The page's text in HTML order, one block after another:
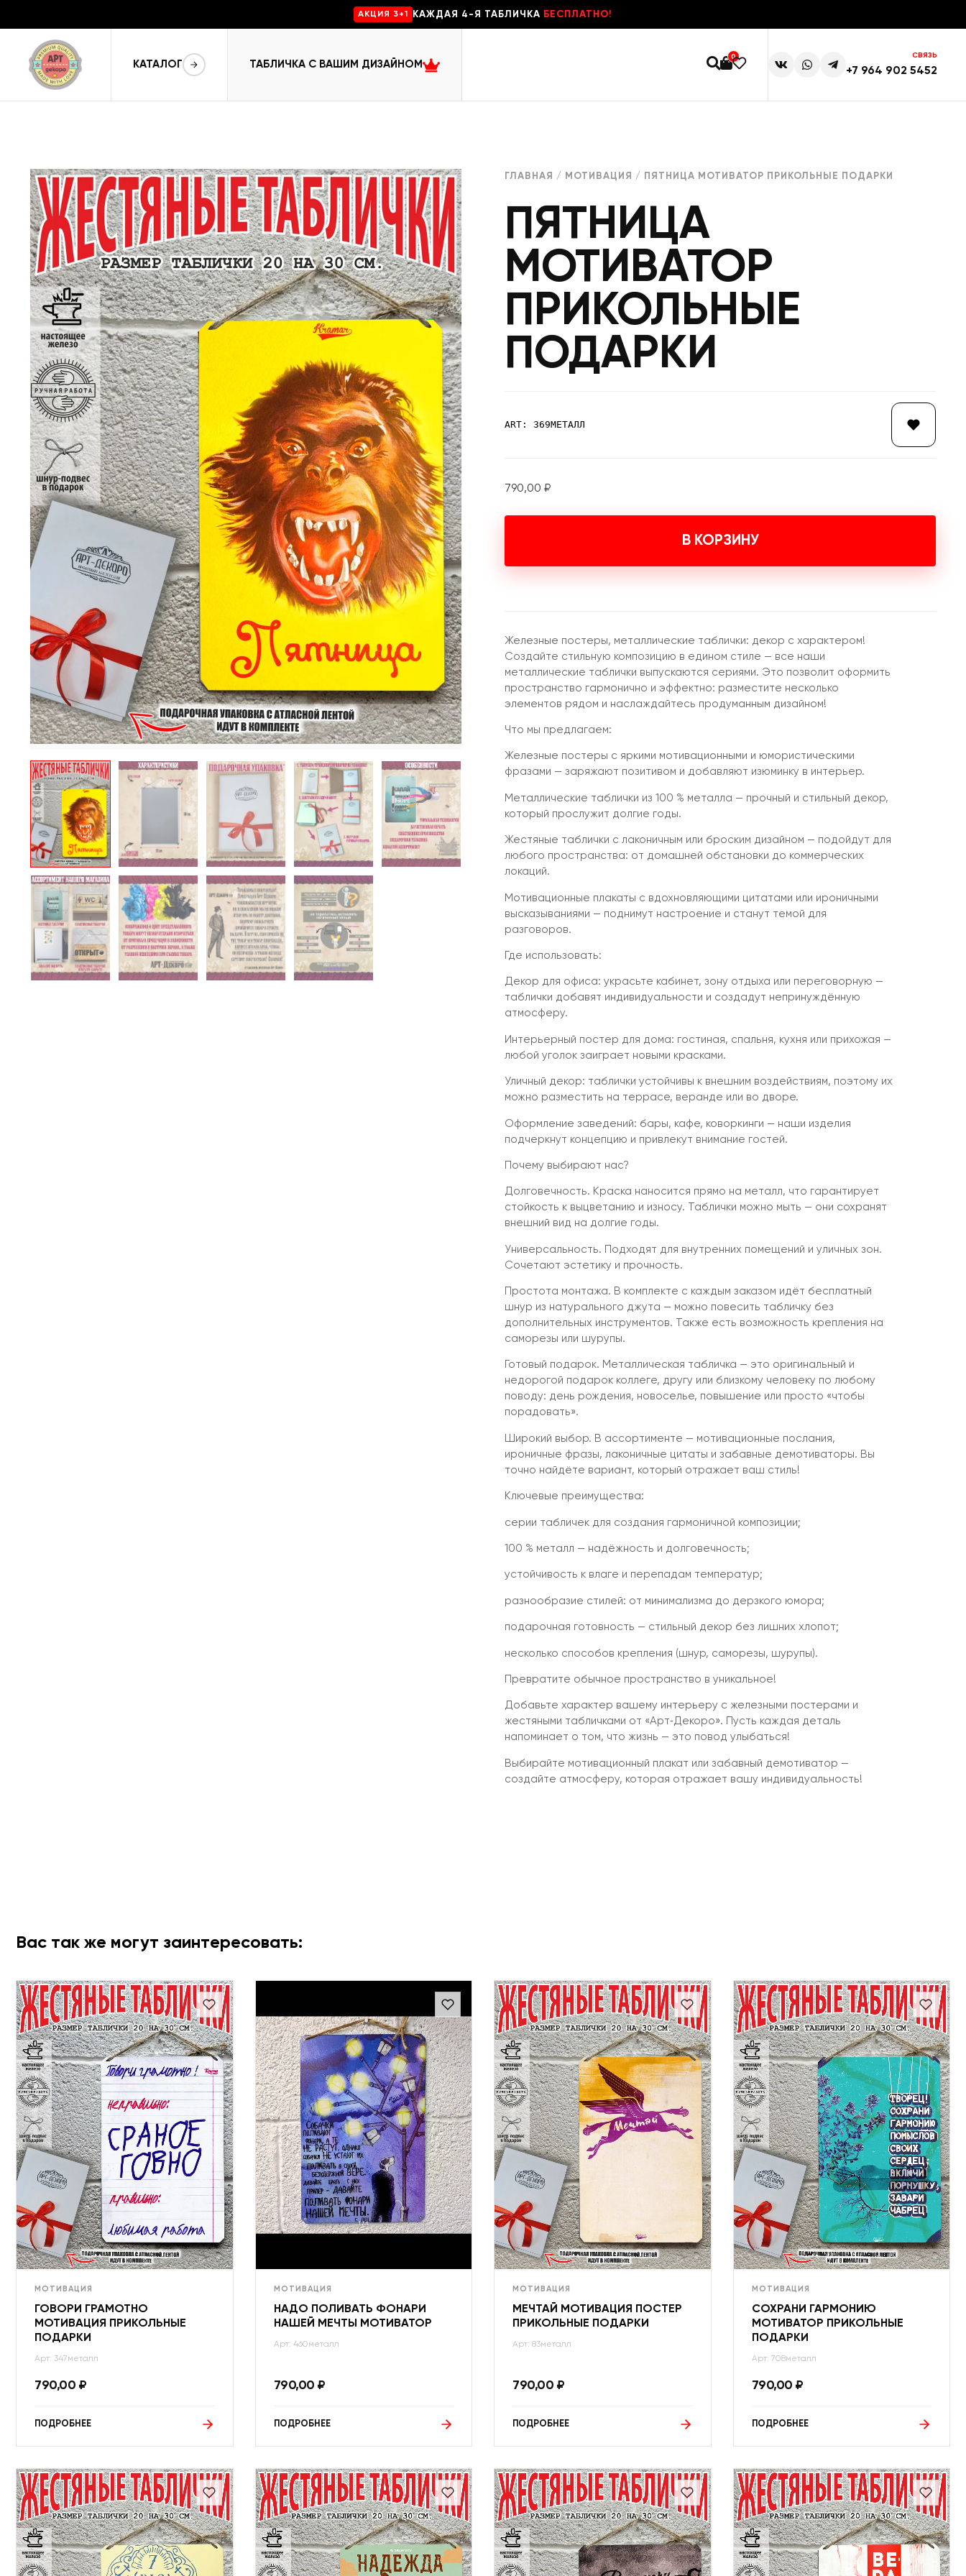
AKЦИЯ 3+1 КАЖДАЯ 4-Я ТАБЛИЧКА БЕСПЛАТНО!
КАТАЛОГ ТАБЛИЧКА С ВАШИМ ДИЗАЙНОМ
0 СВЯЗЬ
+7 964 902 5452
ГЛАВНАЯ / МОТИВАЦИЯ / ПЯТНИЦА МОТИВАТОР ПРИКОЛЬНЫЕ ПОДАРКИ
ПЯТНИЦА
МОТИВАТОР
ПРИКОЛЬНЫЕ
ПОДАРКИ
ART: 369МЕТАЛЛ
790,00 ₽
В КОРЗИНУ
Железные постеры, металлические таблички: декор с характером!
Создайте стильную композицию в едином стиле — все наши
металлические таблички выпускаются сериями. Это позволит оформить
пространство гармонично и эффектно: разместите несколько
элементов рядом и наслаждайтесь продуманным дизайном!
Что мы предлагаем:
Железные постеры с яркими мотивационными и юмористическими
фразами — заряжают позитивом и добавляют изюминку в интерьер.
Металлические таблички из 100 % металла — прочный и стильный декор,
который прослужит долгие годы.
Жестяные таблички с лаконичным или броским дизайном — подойдут для
любого пространства: от домашней обстановки до коммерческих
локаций.
Мотивационные плакаты с вдохновляющими цитатами или ироничными
высказываниями — поднимут настроение и станут темой для
разговоров.
Где использовать:
Декор для офиса: украсьте кабинет, зону отдыха или переговорную —
таблички добавят индивидуальности и создадут непринуждённую
атмосферу.
Интерьерный постер для дома: гостиная, спальня, кухня или прихожая —
любой уголок заиграет новыми красками.
Уличный декор: таблички устойчивы к внешним воздействиям, поэтому их
можно разместить на террасе, веранде или во дворе.
Оформление заведений: бары, кафе, коворкинги — наши изделия
подчеркнут концепцию и привлекут внимание гостей.
Почему выбирают нас?
Долговечность. Краска наносится прямо на металл, что гарантирует
стойкость к выцветанию и износу. Таблички можно мыть — они сохранят
внешний вид на долгие годы.
Универсальность. Подходят для внутренних помещений и уличных зон.
Сочетают эстетику и прочность.
Простота монтажа. В комплекте с каждым заказом идёт бесплатный
шнур из натурального джута — можно повесить табличку без
дополнительных инструментов. Также есть возможность крепления на
саморезы или шурупы.
Готовый подарок. Металлическая табличка — это оригинальный и
недорогой подарок коллеге, другу или близкому человеку по любому
поводу: день рождения, новоселье, повышение или просто «чтобы
порадовать».
Широкий выбор. В ассортименте — мотивационные послания,
ироничные фразы, лаконичные цитаты и забавные демотиваторы. Вы
точно найдёте вариант, который отражает ваш стиль!
Ключевые преимущества:
серии табличек для создания гармоничной композиции;
100 % металл — надёжность и долговечность;
устойчивость к влаге и перепадам температур;
разнообразие стилей: от минимализма до дерзкого юмора;
подарочная готовность — стильный декор без лишних хлопот;
несколько способов крепления (шнур, саморезы, шурупы).
Превратите обычное пространство в уникальное!
Добавьте характер вашему интерьеру с железными постерами и
жестяными табличками от «Арт‑Декоро». Пусть каждая деталь
напоминает о том, что жизнь — это повод улыбаться!
Выбирайте мотивационный плакат или забавный демотиватор —
создайте атмосферу, которая отражает вашу индивидуальность!
Вас так же могут заинтересовать:
МОТИВАЦИЯ
ГОВОРИ ГРАМОТНО
МОТИВАЦИЯ ПРИКОЛЬНЫЕ
ПОДАРКИ
Арт: 347металл
790,00 ₽
ПОДРОБНЕЕ
МОТИВАЦИЯ
НАДО ПОЛИВАТЬ ФОНАРИ
НАШЕЙ МЕЧТЫ МОТИВАТОР
Арт: 460металл
790,00 ₽
ПОДРОБНЕЕ
МОТИВАЦИЯ
МЕЧТАЙ МОТИВАЦИЯ ПОСТЕР
ПРИКОЛЬНЫЕ ПОДАРКИ
Арт: 83металл
790,00 ₽
ПОДРОБНЕЕ
МОТИВАЦИЯ
СОХРАНИ ГАРМОНИЮ
МОТИВАТОР ПРИКОЛЬНЫЕ
ПОДАРКИ
Арт: 708металл
790,00 ₽
ПОДРОБНЕЕ